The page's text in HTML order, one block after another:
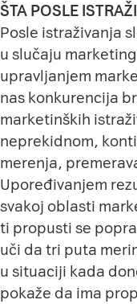
ŠTA POSLE
Posle istraživanja
u slučaju
upravljanjem
nas konkurencija
marketinških
neprekidnom,
merenja,
Upoređivanjem
svakoj oblasti
ti propusti se
uči da tri puta
u situaciji kada
pokaže da ima